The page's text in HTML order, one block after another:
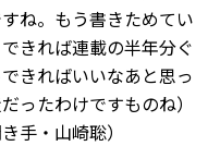
ね。もう書きためてい
きれば連載の半年分ぐ
きればいいなあと思っ
ったわけですものね）
手・山崎聡）